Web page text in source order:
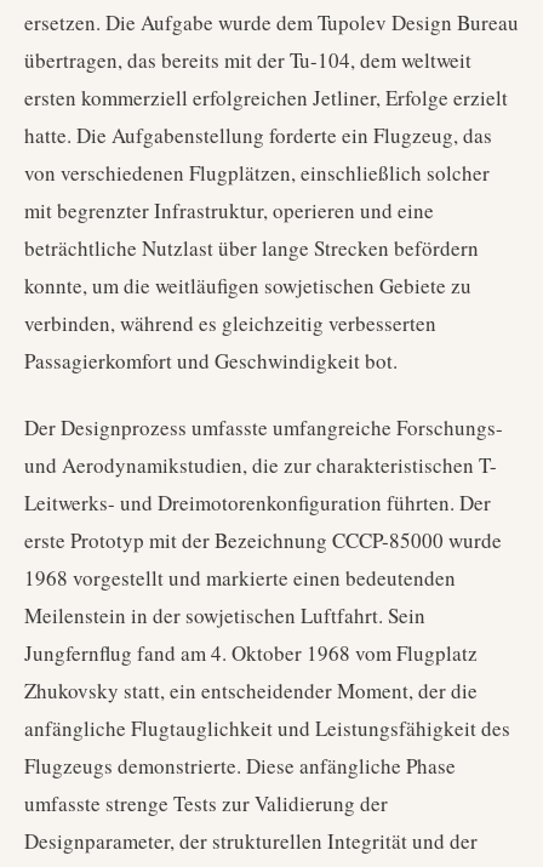
ersetzen. Die Aufgabe wurde dem Tupolev Design Bureau
übertragen, das bereits mit der Tu-104, dem weltweit
ersten kommerziell erfolgreichen Jetliner, Erfolge erzielt
hatte. Die Aufgabenstellung forderte ein Flugzeug, das
von verschiedenen Flugplätzen, einschließlich solcher
mit begrenzter Infrastruktur, operieren und eine
beträchtliche Nutzlast über lange Strecken befördern
konnte, um die weitläufigen sowjetischen Gebiete zu
verbinden, während es gleichzeitig verbesserten
Passagierkomfort und Geschwindigkeit bot.
Der Designprozess umfasste umfangreiche Forschungs-
und Aerodynamikstudien, die zur charakteristischen T-
Leitwerks- und Dreimotorenkonfiguration führten. Der
erste Prototyp mit der Bezeichnung CCCP-85000 wurde
1968 vorgestellt und markierte einen bedeutenden
Meilenstein in der sowjetischen Luftfahrt. Sein
Jungfernflug fand am 4. Oktober 1968 vom Flugplatz
Zhukovsky statt, ein entscheidender Moment, der die
anfängliche Flugtauglichkeit und Leistungsfähigkeit des
Flugzeugs demonstrierte. Diese anfängliche Phase
umfasste strenge Tests zur Validierung der
Designparameter, der strukturellen Integrität und der